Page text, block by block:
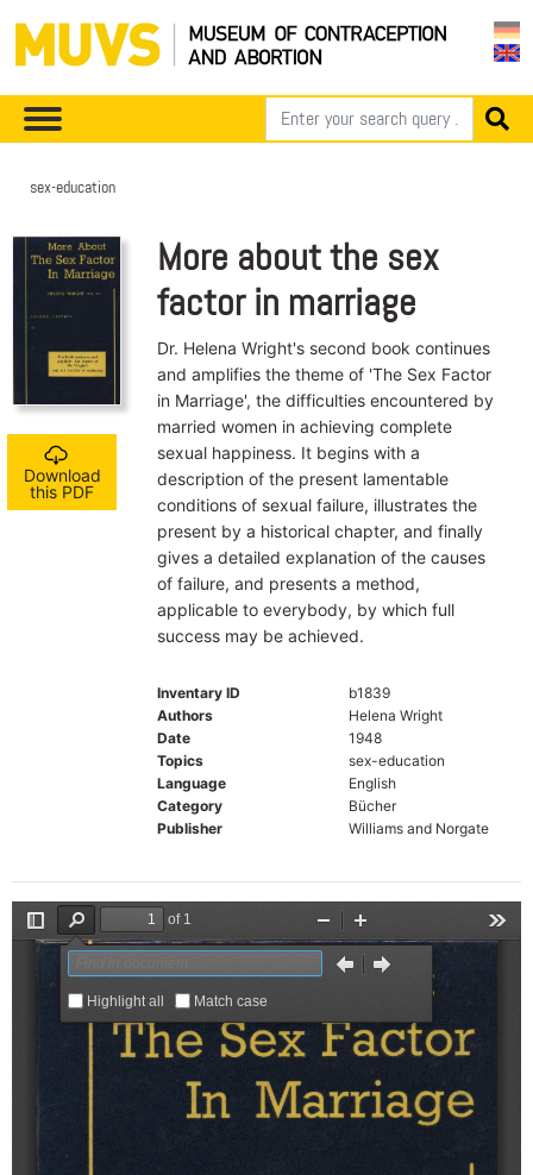
sex-education
Download
this PDF
More about the sex
factor in marriage
Dr. Helena Wright's second book continues
and amplifies the theme of 'The Sex Factor
in Marriage', the difficulties encountered by
married women in achieving complete
sexual happiness. It begins with a
description of the present lamentable
conditions of sexual failure, illustrates the
present by a historical chapter, and finally
gives a detailed explanation of the causes
of failure, and presents a method,
applicable to everybody, by which full
success may be achieved.
Inventary ID
b1839
Authors
Helena Wright
Date
1948
Topics
sex-education
Language
English
Category
Bücher
Publisher
Williams and Norgate